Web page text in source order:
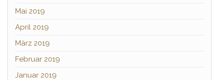
Mai 2019
April 2019
März 2019
Februar 2019
Januar 2019